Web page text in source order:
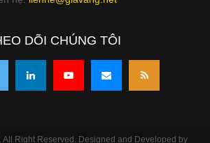
DÕI CHÚNG TÔI
All Right Reserved. Designed and Developed by